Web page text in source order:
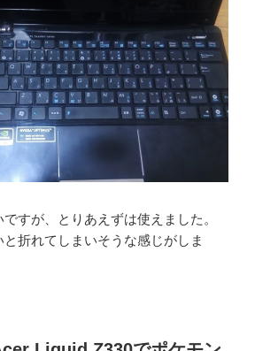
すが、とりあえずは使えました。
折れてしまいそうな感じがしま